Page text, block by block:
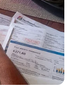
Rapsody!